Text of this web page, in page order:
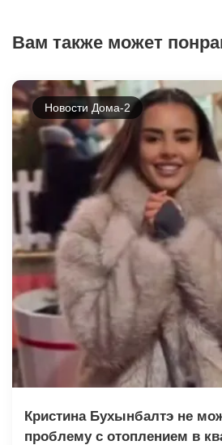
Вам также может
Новости Дома-2
Кристина Бухынбалтэ не
проблему с отоплением в